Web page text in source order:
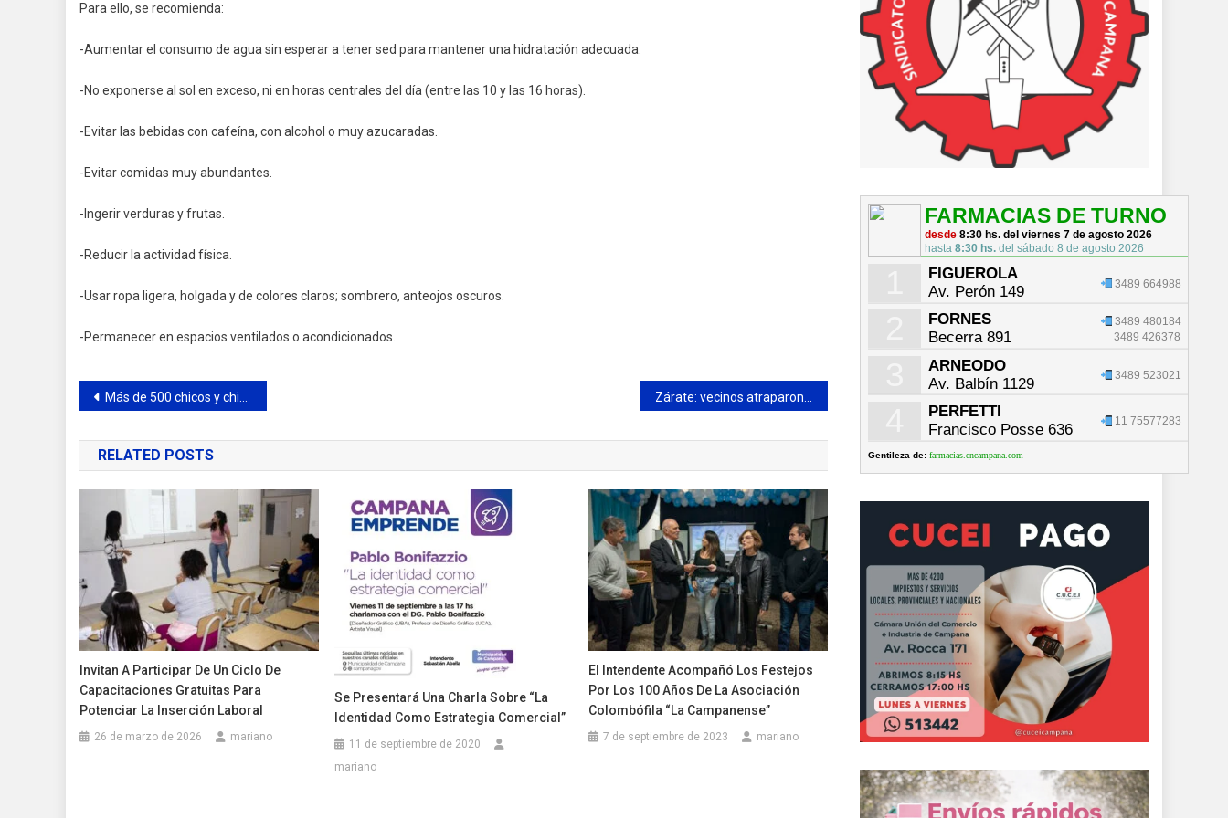
Para ello, se recomienda:
-Aumentar el consumo de agua sin esperar a tener sed para mantener una hidratación adecuada.
-No exponerse al sol en exceso, ni en horas centrales del día (entre las 10 y las 16 horas).
-Evitar las bebidas con cafeína, con alcohol o muy azucaradas.
-Evitar comidas muy abundantes.
-Ingerir verduras y frutas.
-Reducir la actividad física.
-Usar ropa ligera, holgada y de colores claros; sombrero, anteojos oscuros.
-Permanecer en espacios ventilados o acondicionados.
Navegación
de
entradas
Más de 500 chicos y chicas de Campana asisten a las Escuelas Abiertas de Verano
RELATED POSTS
Invitan A Participar De Un Ciclo De
Capacitaciones Gratuitas Para
Potenciar La Inserción Laboral
26 de marzo de 2026 mariano
Se Presentará Una Charla Sobre “La
Identidad Como Estrategia Comercial”
11 de septiembre de 2020
mariano
El Intendente Acompañó Los Festejos
Por Los 100 Años De La Asociación
Colombófila “La Campanense”
7 de septiembre de 2023 mariano
FARMACIAS DE TURNO
desde 8:30 hs. del viernes 7 de agosto 2026
hasta 8:30 hs.del sábado 8 de agosto 2026
FIGUEROLA
Av. Perón 149
3489 664988
FORNES
Becerra 891
3489 480184
3489 426378
ARNEODO
Av. Balbín 1129
3489 523021
PERFETTI
Francisco Posse 636
11 75577283
Gentileza de: farmacias.encampana.com